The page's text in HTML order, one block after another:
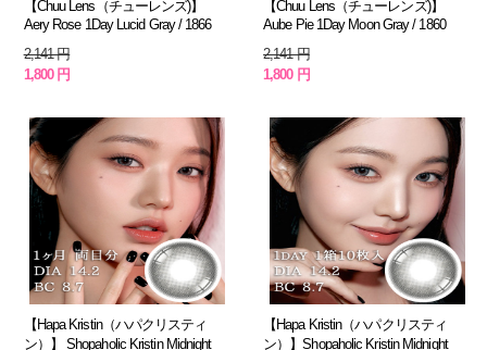
【Chuu Lens（チューレンズ)】
Aery Rose 1Day Lucid Gray / 1866
2,141 円
1,800 円
【Chuu Lens（チューレンズ)】
Aube Pie 1Day Moon Gray / 1860
2,141 円
1,800 円
【Hapa Kristin（ハパクリスティ
ン）】 Shopaholic Kristin Midnight
【Hapa Kristin（ハパクリスティ
ン）】Shopaholic Kristin Midnight